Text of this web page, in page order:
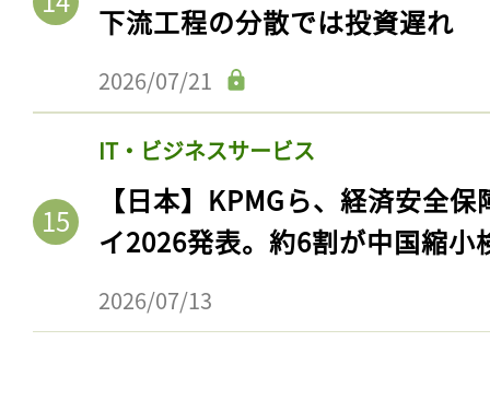
下流工程の分散では投資遅れ
2026/07/21
IT・ビジネスサービス
【日本】KPMGら、経済安全
イ2026発表。約6割が中国縮小
2026/07/13